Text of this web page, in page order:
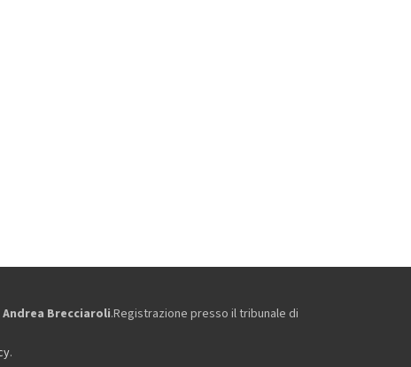
Andrea Brecciaroli.Registrazione presso il tribunale di
.